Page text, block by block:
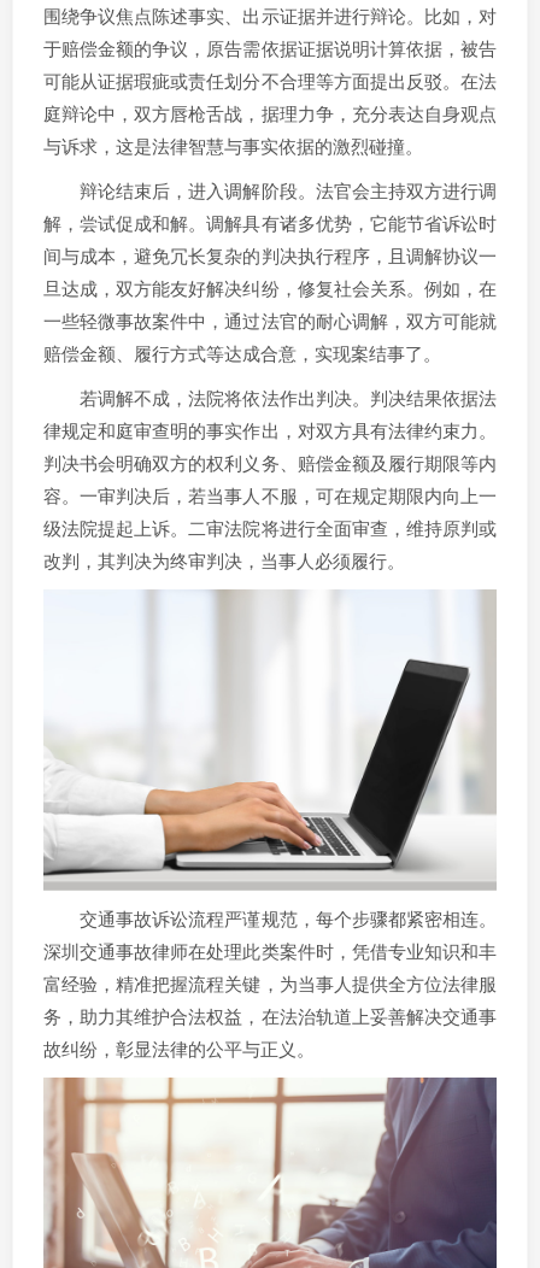
围绕争议焦点陈述事实、出示证据并进行辩论。比如，对
于赔偿金额的争议，原告需依据证据说明计算依据，被告
可能从证据瑕疵或责任划分不合理等方面提出反驳。在法
庭辩论中，双方唇枪舌战，据理力争，充分表达自身观点
与诉求，这是法律智慧与事实依据的激烈碰撞。
辩论结束后，进入调解阶段。法官会主持双方进行调
解，尝试促成和解。调解具有诸多优势，它能节省诉讼时
间与成本，避免冗长复杂的判决执行程序，且调解协议一
旦达成，双方能友好解决纠纷，修复社会关系。例如，在
一些轻微事故案件中，通过法官的耐心调解，双方可能就
赔偿金额、履行方式等达成合意，实现案结事了。
若调解不成，法院将依法作出判决。判决结果依据法
律规定和庭审查明的事实作出，对双方具有法律约束力。
判决书会明确双方的权利义务、赔偿金额及履行期限等内
容。一审判决后，若当事人不服，可在规定期限内向上一
级法院提起上诉。二审法院将进行全面审查，维持原判或
改判，其判决为终审判决，当事人必须履行。
交通事故诉讼流程严谨规范，每个步骤都紧密相连。
深圳交通事故律师在处理此类案件时，凭借专业知识和丰
富经验，精准把握流程关键，为当事人提供全方位法律服
务，助力其维护合法权益，在法治轨道上妥善解决交通事
故纠纷，彰显法律的公平与正义。